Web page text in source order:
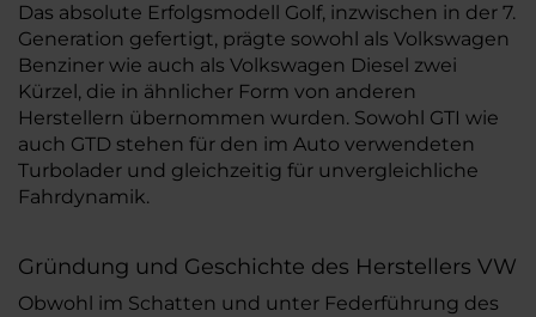
Das absolute Erfolgsmodell Golf, inzwischen in der 7.
Generation gefertigt, prägte sowohl als Volkswagen
Benziner wie auch als Volkswagen Diesel zwei
Kürzel, die in ähnlicher Form von anderen
Herstellern übernommen wurden. Sowohl GTI wie
auch GTD stehen für den im Auto verwendeten
Turbolader und gleichzeitig für unvergleichliche
Fahrdynamik.
Gründung und Geschichte des Herstellers VW
Obwohl im Schatten und unter Federführung des